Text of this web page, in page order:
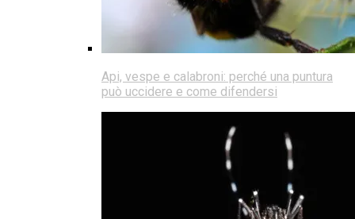
Api, vespe e calabroni: perché una puntura
può uccidere e come difendersi